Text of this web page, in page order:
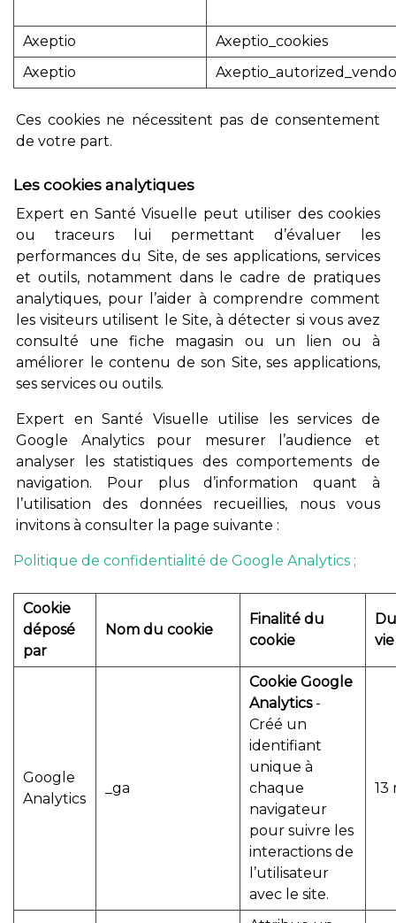
Axeptio
Axeptio_cookies
Axeptio
Ces cookies ne nécessitent pas de consentement
de votre part.
Les cookies analytiques
Expert en Santé Visuelle peut utiliser des cookies
ou traceurs lui permettant d’évaluer les
performances du Site, de ses applications, services
et outils, notamment dans le cadre de pratiques
analytiques, pour l’aider à comprendre comment
les visiteurs utilisent le Site, à détecter si vous avez
consulté une fiche magasin ou un lien ou à
améliorer le contenu de son Site, ses applications,
ses services ou outils.
Expert en Santé Visuelle utilise les services de
Google Analytics pour mesurer l’audience et
analyser les statistiques des comportements de
navigation. Pour plus d’information quant à
l’utilisation des données recueillies, nous vous
invitons à consulter la page suivante :
Politique de confidentialité de Google Analytics ;
Cookie
déposé
par
Nom du cookie
Finalité du
cookie
vie
Google
Analytics
_ga
Cookie Google
Analytics-
Créé un
identifiant
unique à
chaque
navigateur
pour suivre les
interactions de
l’utilisateur
avec le site.
13